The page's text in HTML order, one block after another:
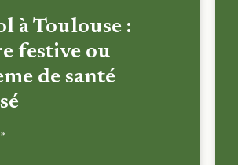
à Toulouse :
festive ou
de santé